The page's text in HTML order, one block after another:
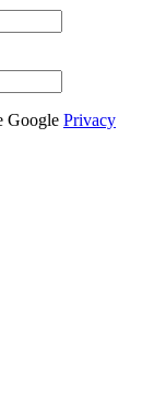
Google Privacy